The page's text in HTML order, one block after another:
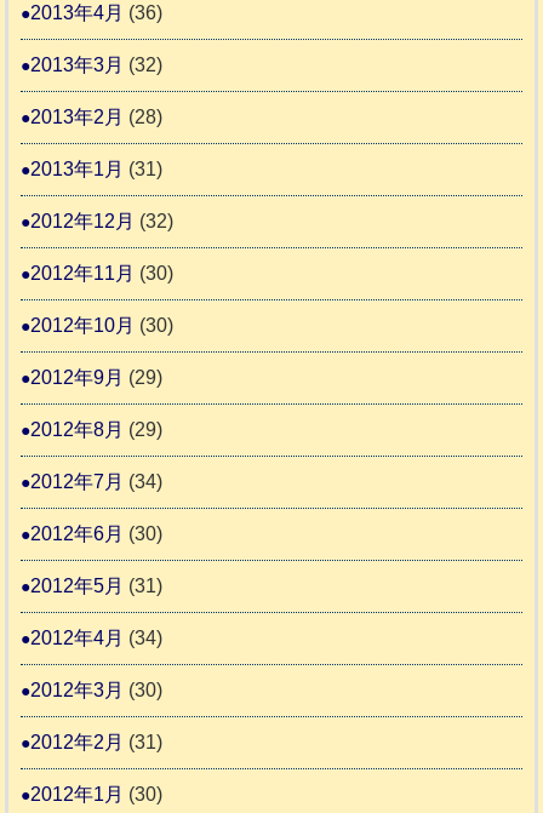
2013年4月 (36)
2013年3月 (32)
2013年2月 (28)
2013年1月 (31)
2012年12月 (32)
2012年11月 (30)
2012年10月 (30)
2012年9月 (29)
2012年8月 (29)
2012年7月 (34)
2012年6月 (30)
2012年5月 (31)
2012年4月 (34)
2012年3月 (30)
2012年2月 (31)
2012年1月 (30)